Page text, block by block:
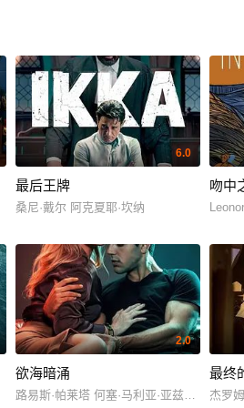
6.0
最后王牌
桑尼·戴尔 阿克夏耶·坎纳
吻中
2.0
欲海暗涌
路易斯·帕莱塔 何塞·马利亚·亚兹皮克
最终
杰罗